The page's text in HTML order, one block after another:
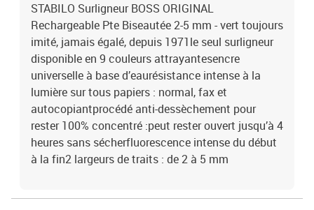
STABILO Surligneur BOSS ORIGINAL
Rechargeable Pte Biseautée 2-5 mm - vert toujours
imité, jamais égalé, depuis 1971le seul surligneur
disponible en 9 couleurs attrayantesencre
universelle à base d’eaurésistance intense à la
lumière sur tous papiers : normal, fax et
autocopiantprocédé anti-dessèchement pour
rester 100% concentré :peut rester ouvert jusqu’à 4
heures sans sécherfluorescence intense du début
à la fin2 largeurs de traits : de 2 à 5 mm